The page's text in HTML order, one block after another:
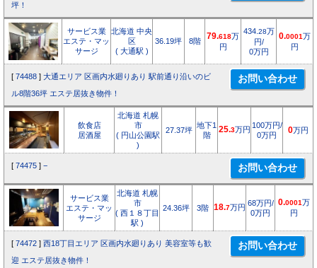
坪！
サービス業
エステ・マッ
サージ
北海道 中央
区
( 大通駅 )
36.19坪 8階
79.618万
円
434. 28万
円/
0万円
0.0001万
円
[ 74488 ] 大通エリア 区画内水廻りあり 駅前通り沿いのビ
ル8階36坪 エステ居抜き物件！
飲食店
居酒屋
北海道 札幌
市
( 円山公園駅
)
27.37坪
地下1
階
25.3万円 100万円/
0万円
0万円
[ 74475 ] −
サービス業
エステ・マッ
サージ
北海道 札幌
市
( 西１８丁目
駅 )
24.36坪 3階 18.7万円 68万円/
0万円
0.0001万
円
[ 74472 ] 西18丁目エリア 区画内水廻りあり 美容室等も歓
迎 エステ居抜き物件！